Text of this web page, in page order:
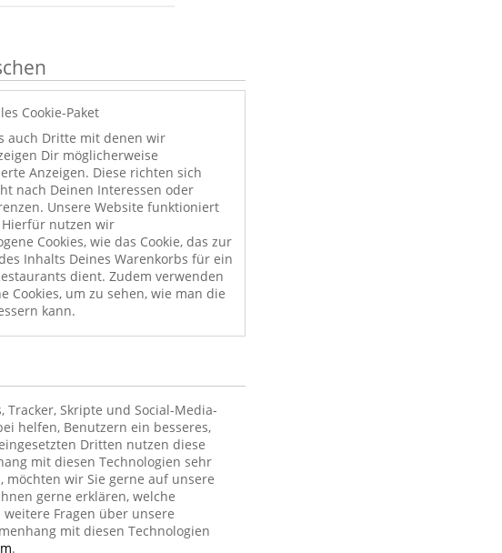
Cookie-Paket
auch Dritte mit denen wir
Dir möglicherweise
Anzeigen. Diese richten sich
nach Deinen Interessen oder
Unsere Website funktioniert
nutzen wir
Cookies, wie das Cookie, das zur
Inhalts Deines Warenkorbs für ein
dient. Zudem verwenden
Cookies, um zu sehen, wie man die
kann.
Skripte und Social-Media-
helfen, Benutzern ein besseres,
Dritten nutzen diese
mit diesen Technologien sehr
wir Sie gerne auf unsere
gerne erklären, welche
Fragen über unsere
mit diesen Technologien
.